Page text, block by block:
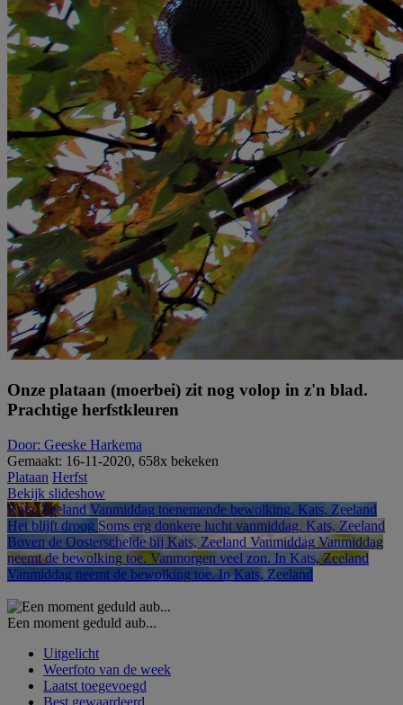
Onze plataan (moerbei) zit nog volop in z'n blad.
Prachtige herfstkleuren
Door: Geeske Harkema
Gemaakt: 16-11-2020, 658x bekeken
Plataan Herfst
Bekijk slideshow
Kats, Zeeland Vanmiddag toenemende bewolking. Kats, Zeeland
Het blijft droog Soms erg donkere lucht vanmiddag. Kats, Zeeland
Boven de Oosterschelde bij Kats, Zeeland Vanmiddag Vanmiddag
neemt de bewolking toe. Vanmorgen veel zon. In Kats, Zeeland
Vanmiddag neemt de bewolking toe. In Kats, Zeeland
Een moment geduld aub...
Uitgelicht
Weerfoto van de week
Laatst toegevoegd
Best gewaardeerd